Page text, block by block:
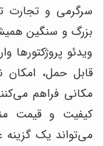
سرگرمی و تجارت
بزرگ و سنگین
ویدئو
قابل حمل، امکان
مکانی فراهم
کیفیت و قیمت
می‌تواند یک گزینه